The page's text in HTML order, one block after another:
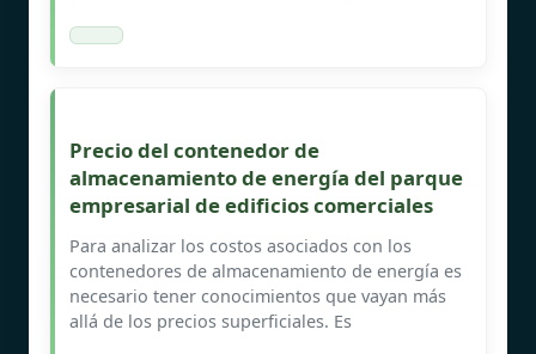
Precio del contenedor de
almacenamiento de energía del parque
empresarial de edificios comerciales
Para analizar los costos asociados con los
contenedores de almacenamiento de energía es
necesario tener conocimientos que vayan más
allá de los precios superficiales. Es